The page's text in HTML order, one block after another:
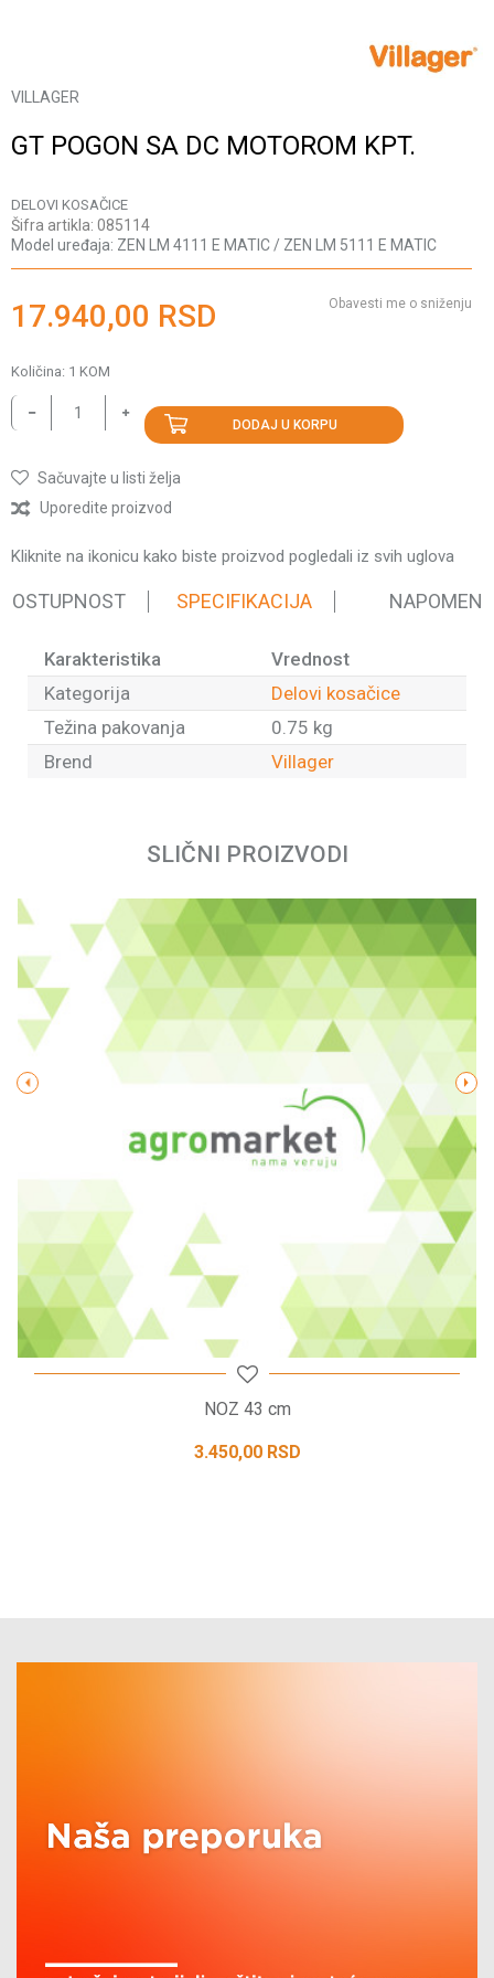
VILLAGER
GT POGON SA DC MOTOROM KPT.
DELOVI KOSAČICE
Šifra artikla: 085114
Model uređaja: ZEN LM 4111 E MATIC / ZEN LM 5111 E MATIC
17.940,00 RSD Obavesti me o sniženju
Količina: 1 KOM
DODAJ U KORPU
Sačuvajte u listi želja
Uporedite proizvod
Kliknite na ikonicu kako biste proizvod pogledali iz svih uglova
SPECIFIKACIJA NAPOMENA
Karakteristika
Vrednost
Kategorija
Delovi kosačice
Težina pakovanja
0.75 kg
Brend
Villager
Poruka
SLIČNI PROIZVODI
NOZ 43 cm
3.450,00 RSD